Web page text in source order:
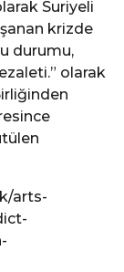
Suriyeli
krizde
durumu,
olarak
arts-